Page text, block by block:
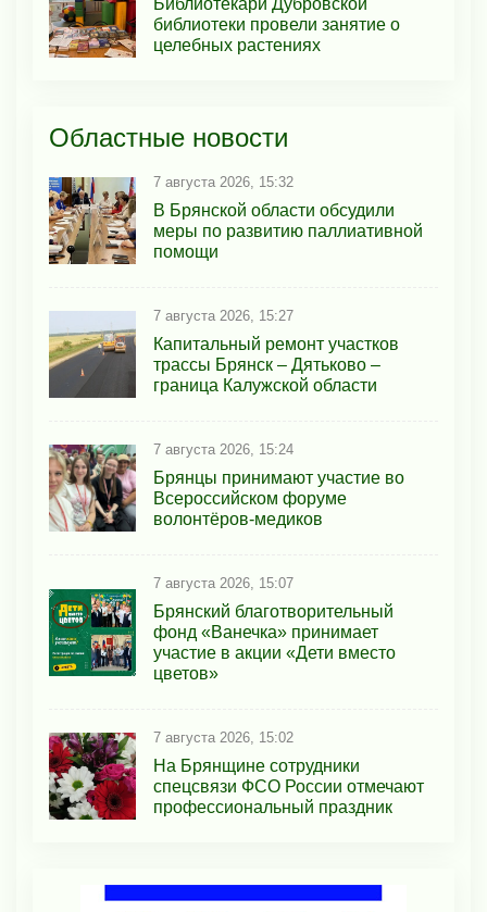
Библиотекари Дубровской
библиотеки провели занятие о
целебных растениях
Областные новости
7 августа 2026, 15:32
В Брянской области обсудили
меры по развитию паллиативной
помощи
7 августа 2026, 15:27
Капитальный ремонт участков
трассы Брянск – Дятьково –
граница Калужской области
7 августа 2026, 15:24
Брянцы принимают участие во
Всероссийском форуме
волонтёров-медиков
7 августа 2026, 15:07
Брянский благотворительный
фонд «Ванечка» принимает
участие в акции «Дети вместо
цветов»
7 августа 2026, 15:02
На Брянщине сотрудники
спецсвязи ФСО России отмечают
профессиональный праздник